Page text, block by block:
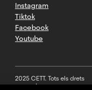
Instagram
Tiktok
Facebook
Youtube
2025 CETT. Tots els drets
reservats